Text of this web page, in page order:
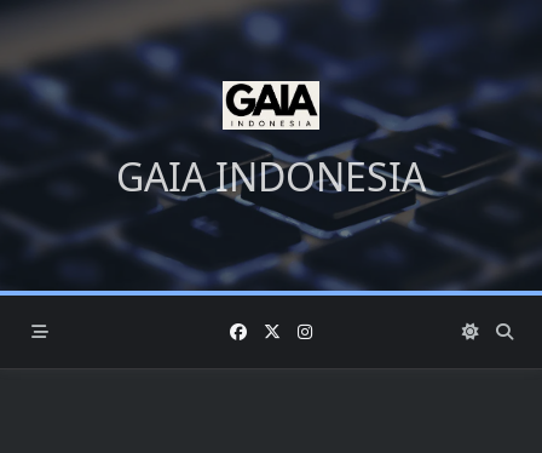
Skip
content
GAIA INDONESIA